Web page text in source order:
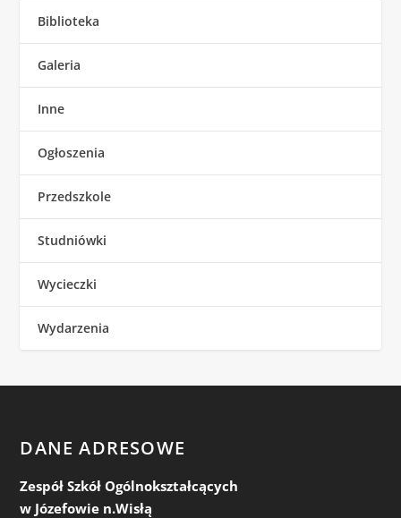
Biblioteka
Galeria
Inne
Ogłoszenia
Przedszkole
Studniówki
Wycieczki
Wydarzenia
DANE ADRESOWE
Zespół Szkół Ogólnokształcących
w Józefowie n.Wisłą